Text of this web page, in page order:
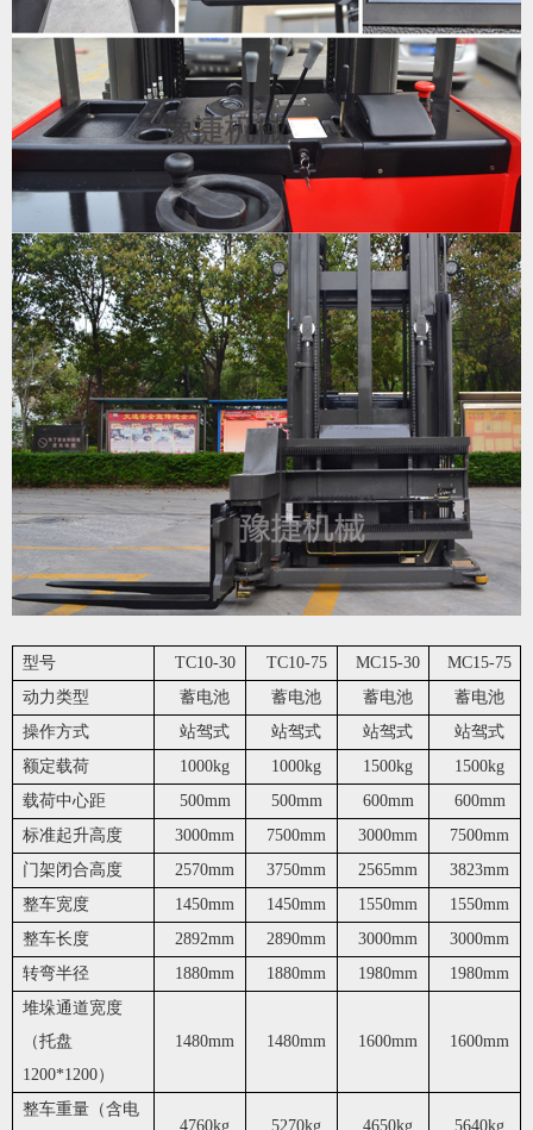
型号 TC10-30 TC10-75 MC15-30
MC15-75
动力类型
蓄电池 蓄电池 蓄电池
蓄电池
操作方式
站驾式 站驾式 站驾式
站驾式
额定载荷
1000kg 1000kg 1500kg
1500kg
载荷中心距
500mm 500mm 600mm
600mm
标准起升高度
3000mm 7500mm 3000mm
7500mm
门架闭合高度
2570mm 3750mm 2565mm
3823mm
整车宽度
1450mm 1450mm 1550mm
1550mm
整车长度
2892mm 2890mm 3000mm
3000mm
转弯半径
1880mm 1880mm 1980mm
1980mm
堆垛通道宽度
（托盘
1200*1200）
1480mm 1480mm 1600mm 1600mm
整车重量（含电
4760kg
5270kg 4650kg 5640kg